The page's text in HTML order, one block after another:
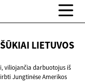
LIETUVOS
viliojančia darbuotojus iš
Jungtinėse Amerikos